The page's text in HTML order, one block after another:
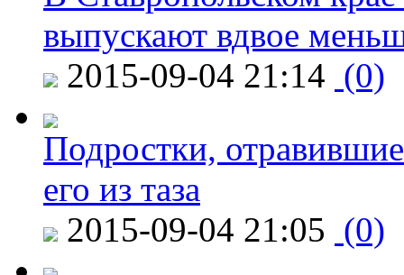
выпускают вдвое
2015-09-04 21:14 (0)
Подростки,
его из таза
2015-09-04 21:05 (0)